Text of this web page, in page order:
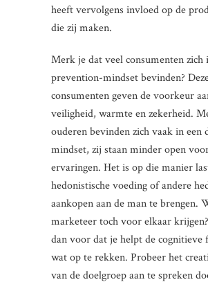
heeft vervolgens invloed op de
die zij maken.
Merk je dat veel consumenten zich
prevention-mindset bevinden?
consumenten geven de voorkeur
veiligheid, warmte en zekerheid.
ouderen bevinden zich vaak in een
mindset, zij staan minder open
ervaringen. Het is op die manier
hedonistische voeding of andere
aankopen aan de man te brengen.
marketeer toch voor elkaar
dan voor dat je helpt de
wat op te rekken. Probeer het
van de doelgroep aan te spreken